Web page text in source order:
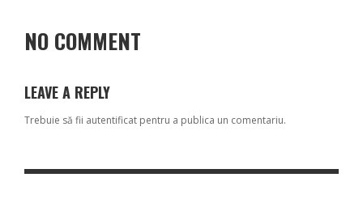
NO COMMENT
LEAVE A REPLY
Trebuie să fii autentificat pentru a publica un comentariu.